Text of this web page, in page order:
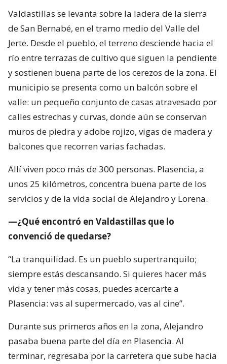
Valdastillas se levanta sobre la ladera de la sierra
de San Bernabé, en el tramo medio del Valle del
Jerte. Desde el pueblo, el terreno desciende hacia el
río entre terrazas de cultivo que siguen la pendiente
y sostienen buena parte de los cerezos de la zona. El
municipio se presenta como un balcón sobre el
valle: un pequeño conjunto de casas atravesado por
calles estrechas y curvas, donde aún se conservan
muros de piedra y adobe rojizo, vigas de madera y
balcones que recorren varias fachadas.
Allí viven poco más de 300 personas. Plasencia, a
unos 25 kilómetros, concentra buena parte de los
servicios y de la vida social de Alejandro y Lorena.
—¿Qué encontró en Valdastillas que lo
convenció de quedarse?
“La tranquilidad. Es un pueblo supertranquilo;
siempre estás descansando. Si quieres hacer más
vida y tener más cosas, puedes acercarte a
Plasencia: vas al supermercado, vas al cine”.
Durante sus primeros años en la zona, Alejandro
pasaba buena parte del día en Plasencia. Al
terminar, regresaba por la carretera que sube hacia